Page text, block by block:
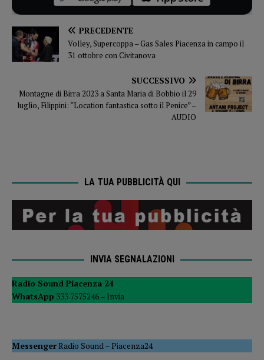
PRECEDENTE
Volley, Supercoppa – Gas Sales Piacenza in campo il
31 ottobre con Civitanova
SUCCESSIVO
Montagne di Birra 2023 a Santa Maria di Bobbio il 29
luglio, Filippini: “Location fantastica sotto il Penice” –
AUDIO
LA TUA PUBBLICITÀ QUI
INVIA SEGNALAZIONI
Radio Sound Piacenza 24
WhatsApp 333 7575246 – Invia
MessengerRadio Sound –Piacenza24